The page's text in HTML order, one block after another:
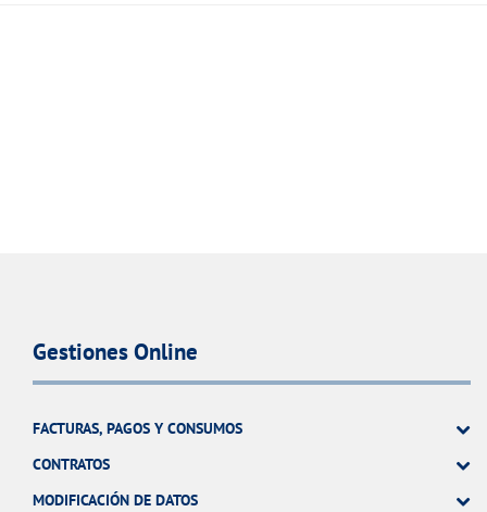
Gestiones Online
FACTURAS, PAGOS Y CONSUMOS
CONTRATOS
MODIFICACIÓN DE DATOS